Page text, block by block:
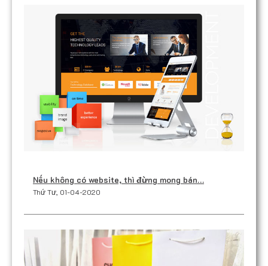
Nếu không có website, thì đừng mong bán…
Thứ Tư, 01-04-2020